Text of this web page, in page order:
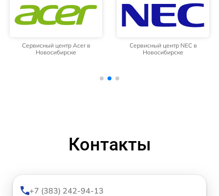
Сервисный центр Acer в
Новосибирске
Сервисный центр NEC в
Новосибирске
Контакты
+7 (383) 242-94-13